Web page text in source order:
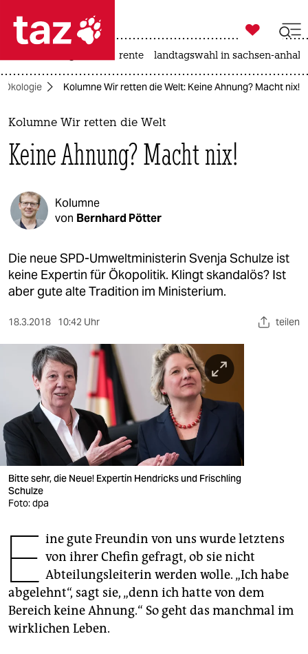
 taz zahl ich
taz zahl ich
themen
politik
öko
gesellschaft
kultur
sport
nord
wahrheit
verlag
verlag
veranstaltungen
shop
fragen & hilfe
unterstützen
genossenschaft
epaper login

taz zahl ich
rente landtagswahl in sachsen-anhalt
Ökologie Kolumne Wir retten die Welt: Keine Ahnung? Macht nix!
Kolumne Wir retten die Welt
Keine Ahnung? Macht nix!
Kolumne
von Bernhard Pötter
Die neue SPD-Umweltministerin Svenja Schulze ist
keine Expertin für Ökopolitik. Klingt skandalös? Ist
aber gute alte Tradition im Ministerium.
18.3.2018 10:42 Uhr teilen
Bitte sehr, die Neue! Expertin Hendricks und Frischling
Schulze
Foto: dpa
E ine gute Freundin von uns wurde letztens
von ihrer Chefin gefragt, ob sie nicht
Abteilungsleiterin werden wolle. „Ich habe
abgelehnt“, sagt sie, „denn ich hatte von dem
Bereich keine Ahnung.“ So geht das manchmal im
wirklichen Leben.